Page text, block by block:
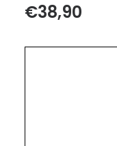
€38,90